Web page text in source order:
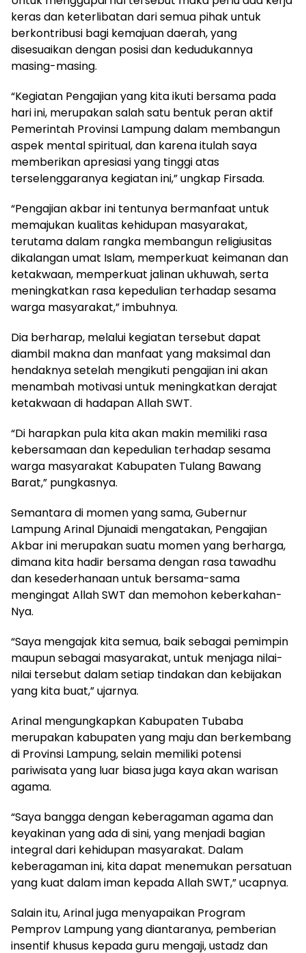
keras dan keterlibatan dari semua pihak untuk
berkontribusi bagi kemajuan daerah, yang
disesuaikan dengan posisi dan kedudukannya
masing-masing.
“Kegiatan Pengajian yang kita ikuti bersama pada
hari ini, merupakan salah satu bentuk peran aktif
Pemerintah Provinsi Lampung dalam membangun
aspek mental spiritual, dan karena itulah saya
memberikan apresiasi yang tinggi atas
terselenggaranya kegiatan ini,” ungkap Firsada.
“Pengajian akbar ini tentunya bermanfaat untuk
memajukan kualitas kehidupan masyarakat,
terutama dalam rangka membangun religiusitas
dikalangan umat Islam, memperkuat keimanan dan
ketakwaan, memperkuat jalinan ukhuwah, serta
meningkatkan rasa kepedulian terhadap sesama
warga masyarakat,” imbuhnya.
Dia berharap, melalui kegiatan tersebut dapat
diambil makna dan manfaat yang maksimal dan
hendaknya setelah mengikuti pengajian ini akan
menambah motivasi untuk meningkatkan derajat
ketakwaan di hadapan Allah SWT.
“Di harapkan pula kita akan makin memiliki rasa
kebersamaan dan kepedulian terhadap sesama
warga masyarakat Kabupaten Tulang Bawang
Barat,” pungkasnya.
Semantara di momen yang sama, Gubernur
Lampung Arinal Djunaidi mengatakan, Pengajian
Akbar ini merupakan suatu momen yang berharga,
dimana kita hadir bersama dengan rasa tawadhu
dan kesederhanaan untuk bersama-sama
mengingat Allah SWT dan memohon keberkahan-
Nya.
“Saya mengajak kita semua, baik sebagai pemimpin
maupun sebagai masyarakat, untuk menjaga nilai-
nilai tersebut dalam setiap tindakan dan kebijakan
yang kita buat,” ujarnya.
Arinal mengungkapkan Kabupaten Tubaba
merupakan kabupaten yang maju dan berkembang
di Provinsi Lampung, selain memiliki potensi
pariwisata yang luar biasa juga kaya akan warisan
agama.
“Saya bangga dengan keberagaman agama dan
keyakinan yang ada di sini, yang menjadi bagian
integral dari kehidupan masyarakat. Dalam
keberagaman ini, kita dapat menemukan persatuan
yang kuat dalam iman kepada Allah SWT,” ucapnya.
Salain itu, Arinal juga menyapaikan Program
Pemprov Lampung yang diantaranya, pemberian
insentif khusus kepada guru mengaji, ustadz dan